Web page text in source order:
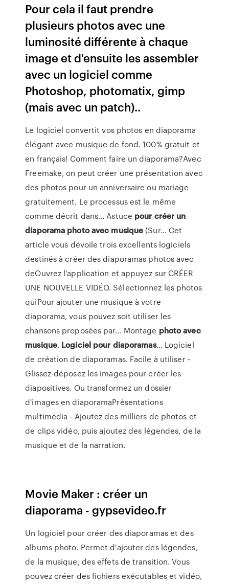
Pour cela il faut prendre
plusieurs photos avec une
luminosité différente à chaque
image et d'ensuite les assembler
avec un logiciel comme
Photoshop, photomatix, gimp
(mais avec un patch)..
Le logiciel convertit vos photos en diaporama
élégant avec musique de fond. 100% gratuit et
en français! Comment faire un diaporama?Avec
Freemake, on peut créer une présentation avec
des photos pour un anniversaire ou mariage
gratuitement. Le processus est le même
comme décrit dans... Astuce pour créer un
diaporama photo avec musique (Sur… Cet
article vous dévoile trois excellents logiciels
destinés à créer des diaporamas photos avec
deOuvrez l’application et appuyez sur CRÉER
UNE NOUVELLE VIDÉO. Sélectionnez les photos
quiPour ajouter une musique à votre
diaporama, vous pouvez soit utiliser les
chansons proposées par... Montage photoavec
musique. Logiciel pour diaporamas… Logiciel
de création de diaporamas. Facile à utiliser -
Glissez-déposez les images pour créer les
diapositives. Ou transformez un dossier
d'images en diaporamaPrésentations
multimédia - Ajoutez des milliers de photos et
de clips vidéo, puis ajoutez des légendes, de la
musique et de la narration.
Movie Maker : créer un
diaporama - gypsevideo.fr
Un logiciel pour créer des diaporamas et des
albums photo. Permet d'ajouter des légendes,
de la musique, des effets de transition. Vous
pouvez créer des fichiers exécutables et vidéo,